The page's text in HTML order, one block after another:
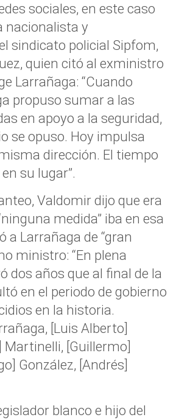
sociales, en este caso
nacionalista y
sindicato policial Sipfom,
quien citó al exministro
Larrañaga: “Cuando
propuso sumar a las
en apoyo a la seguridad,
se opuso. Hoy impulsa
dirección. El tiempo
su lugar”.
Valdomir dijo que era
medida” iba en esa
a Larrañaga de “gran
ministro: “En plena
dos años que al final de la
en el periodo de gobierno
en la historia.
[Luis Alberto]
Martinelli, [Guillermo]
González, [Andrés]
blanco e hijo del